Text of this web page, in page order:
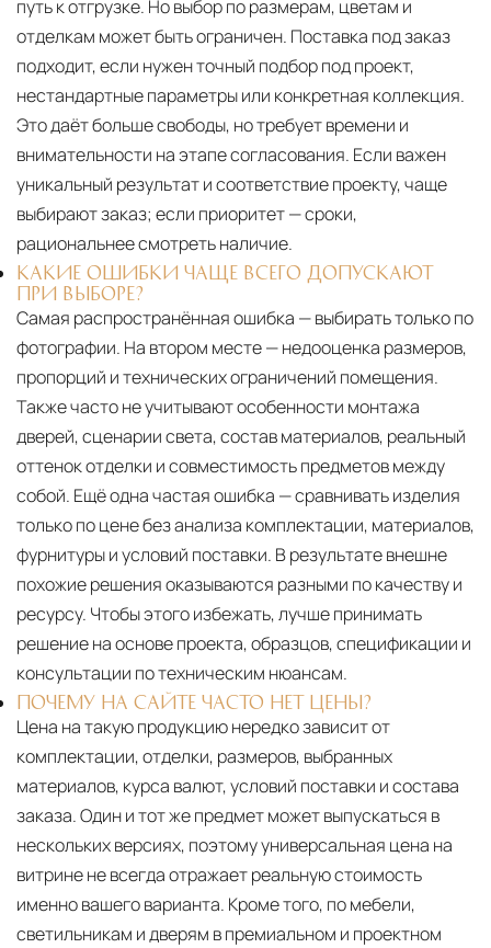
путь к отгрузке. Но выбор по размерам, цветам и
отделкам может быть ограничен. Поставка под заказ
подходит, если нужен точный подбор под проект,
нестандартные параметры или конкретная коллекция.
Это даёт больше свободы, но требует времени и
внимательности на этапе согласования. Если важен
уникальный результат и соответствие проекту, чаще
выбирают заказ; если приоритет — сроки,
рациональнее смотреть наличие.
КАКИЕ ОШИБКИ ЧАЩЕ ВСЕГО ДОПУСКАЮТ
ПРИ ВЫБОРЕ?
Самая распространённая ошибка — выбирать только по
фотографии. На втором месте — недооценка размеров,
пропорций и технических ограничений помещения.
Также часто не учитывают особенности монтажа
дверей, сценарии света, состав материалов, реальный
оттенок отделки и совместимость предметов между
собой. Ещё одна частая ошибка — сравнивать изделия
только по цене без анализа комплектации, материалов,
фурнитуры и условий поставки. В результате внешне
похожие решения оказываются разными по качеству и
ресурсу. Чтобы этого избежать, лучше принимать
решение на основе проекта, образцов, спецификации и
консультации по техническим нюансам.
ПОЧЕМУ НА САЙТЕ ЧАСТО НЕТ ЦЕНЫ?
Цена на такую продукцию нередко зависит от
комплектации, отделки, размеров, выбранных
материалов, курса валют, условий поставки и состава
заказа. Один и тот же предмет может выпускаться в
нескольких версиях, поэтому универсальная цена на
витрине не всегда отражает реальную стоимость
именно вашего варианта. Кроме того, по мебели,
светильникам и дверям в премиальном и проектном